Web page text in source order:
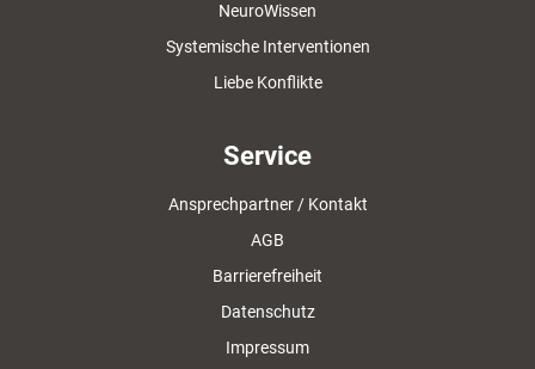
NeuroWissen
Systemische Interventionen
Liebe Konflikte
Service
Ansprechpartner / Kontakt
AGB
Barrierefreiheit
Datenschutz
Impressum